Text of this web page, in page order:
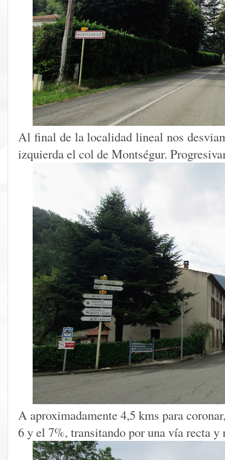
Al final de la localidad lineal nos
izquierda el col de Montségur.
A aproximadamente 4,5 kms para
6 y el 7%, transitando por una vía recta y